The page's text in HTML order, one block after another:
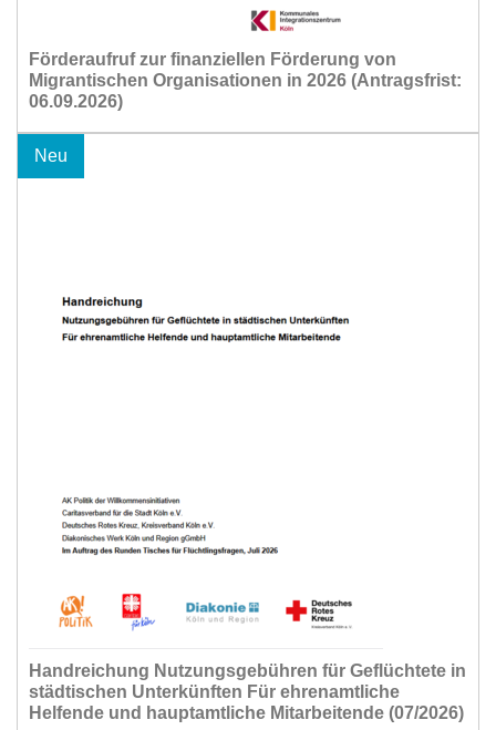
Förderaufruf zur finanziellen Förderung von
Migrantischen Organisationen in 2026 (Antragsfrist:
06.09.2026)
Neu
Handreichung Nutzungsgebühren für Geflüchtete in
städtischen Unterkünften Für ehrenamtliche
Helfende und hauptamtliche Mitarbeitende (07/2026)